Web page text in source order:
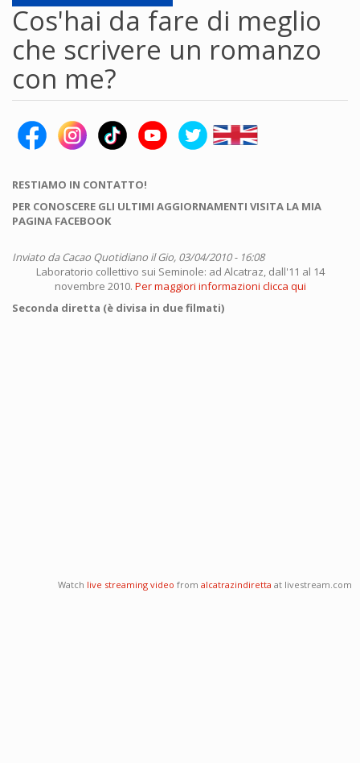
Cos'hai da fare di meglio
che scrivere un romanzo
con me?
RESTIAMO IN CONTATTO!
PER CONOSCERE GLI ULTIMI AGGIORNAMENTI VISITA LA MIA
PAGINA FACEBOOK
Inviato daCacao Quotidiano il Gio, 03/04/2010 - 16:08
Laboratorio collettivo sui Seminole: ad Alcatraz, dall'11 al 14
novembre 2010. Per maggiori informazioni clicca qui
Seconda diretta (è divisa in due filmati)
Watch live streaming video from alcatrazindiretta at livestream.com